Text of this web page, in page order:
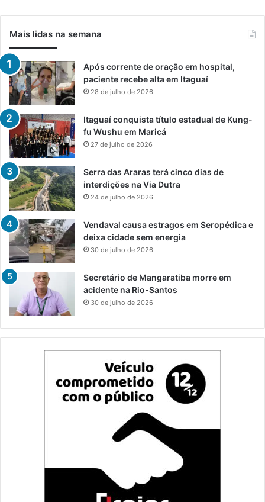
Mais lidas na semana
Após corrente de oração em hospital,
paciente recebe alta em Itaguaí
28 de julho de 2026
Itaguaí conquista título estadual de Kung-
fu Wushu em Maricá
27 de julho de 2026
Serra das Araras terá cinco dias de
interdições na Via Dutra
24 de julho de 2026
Vendaval causa estragos em Seropédica e
deixa cidade sem energia
30 de julho de 2026
Secretário de Mangaratiba morre em
acidente na Rio-Santos
30 de julho de 2026